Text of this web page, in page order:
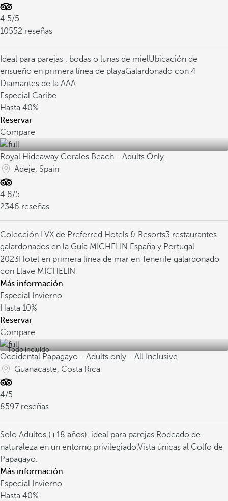
4.5/5
10552 reseñas
Ideal para parejas , bodas o lunas de mielUbicación de
ensueño en primera línea de playaGalardonado con 4
Diamantes de la AAA
Especial Caribe
Hasta 40%
Reservar
Compare
Royal Hideaway Corales Beach - Adults Only
Adeje, Spain
4.8/5
2346 reseñas
Colección LVX de Preferred Hotels & Resorts3 restaurantes
galardonados en la Guía MICHELIN España y Portugal
2023Hotel en primera línea de mar en Tenerife galardonado
con Llave MICHELIN
Más información
Especial Invierno
Hasta 10%
Reservar
Compare
Todo incluido
Occidental Papagayo - Adults only - All Inclusive
Guanacaste, Costa Rica
4/5
8597 reseñas
Solo Adultos (+18 años), ideal para parejas.Rodeado de
naturaleza en un entorno privilegiado.Vista únicas al Golfo de
Papagayo.
Más información
Especial Invierno
Hasta 40%